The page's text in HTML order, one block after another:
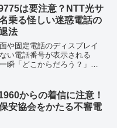
音声によるアウトバ...
は要注意？NTT光サ
乗る怪しい迷惑電話の
法
や固定電話のディスプレイ
い電話番号が表示される
瞬「どこからだろう？」と
のか、それとも悪質な営業
断がつかず、...
からの着信に注意！
安協会をかたる不審電